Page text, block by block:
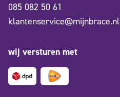
085 082 50 61
klantenservice@mijnbrace.nl
wij versturen met